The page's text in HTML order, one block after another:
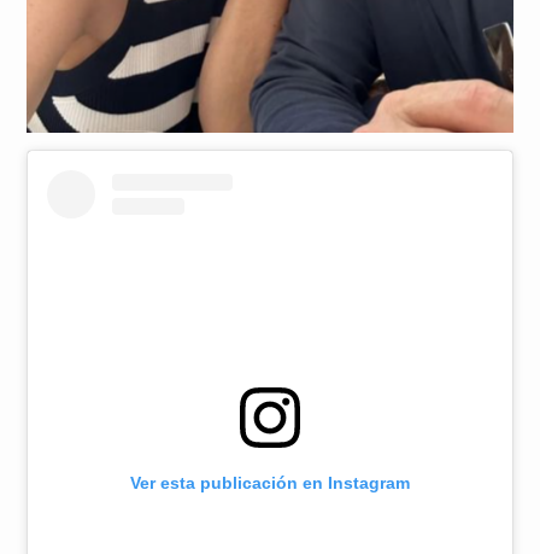
Ver esta publicación en Instagram